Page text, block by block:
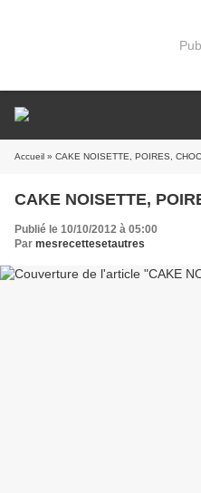
Accueil » CAKE NOISETTE, POIRES,
CAKE NOISETTE,
Publié le 10/10/2012 à 05:00
Par mesrecettesetautres